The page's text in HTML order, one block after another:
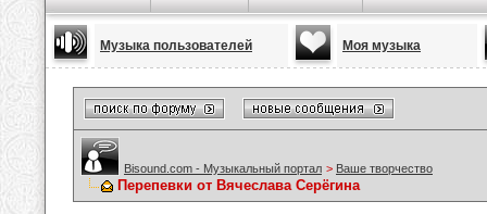
Музыка пользователей Моя музыка
Bisound.com - Музыкальный портал > Ваше творчество
Перепевки от Вячеслава Серёгина